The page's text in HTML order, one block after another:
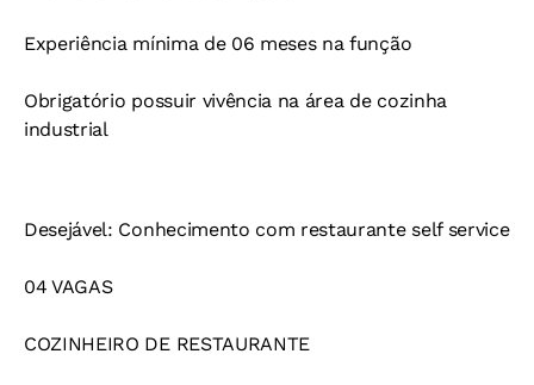
Experiência mínima de 06 meses na função
Obrigatório possuir vivência na área de cozinha
industrial
Desejável: Conhecimento com restaurante self service
04 VAGAS
COZINHEIRO DE RESTAURANTE